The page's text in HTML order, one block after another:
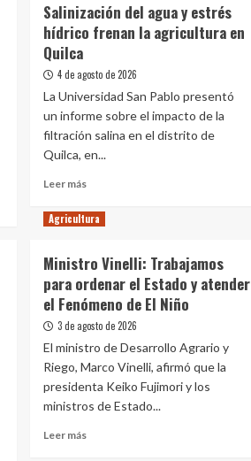
el
abastecimiento
alimentos
superó
hoy
las
7
mil
en
mercados
Salinización del agua y estrés
hídrico frenan la agricultura en
Quilca
4 de agosto de 2026
La Universidad San Pablo presentó
un informe sobre el impacto de la
filtración salina en el distrito de
Quilca, en...
Leer más
sobre
agua
y
estrés
frenan
la
agricultura
en
Quilca
Agricultura
Ministro Vinelli: Trabajamos
para ordenar el Estado y atender
el Fenómeno de El Niño
3 de agosto de 2026
El ministro de Desarrollo Agrario y
Riego, Marco Vinelli, afirmó que la
presidenta Keiko Fujimori y los
ministros de Estado...
Leer más